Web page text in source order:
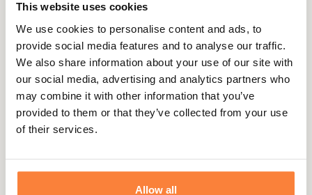
This website uses cookies
We use cookies to personalise content and ads, to
provide social media features and to analyse our traffic.
We also share information about your use of our site with
our social media, advertising and analytics partners who
may combine it with other information that you’ve
provided to them or that they’ve collected from your use
of their services.
Allow all
Expédié dans
la journée
Échange ou
retour sous
90 jours
sécurisé
3 fois dès 100
euros
Gegevensblad
Samenstelling 100% Cuir
Blake